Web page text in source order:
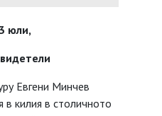
юли,
Евгени Минчев
килия в столичното